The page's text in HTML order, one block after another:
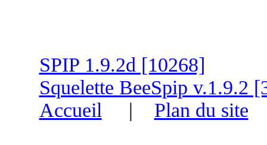
SPIP 1.9.2d [10268]
Squelette BeeSpip v.1.9.2
Accueil | Plan du site